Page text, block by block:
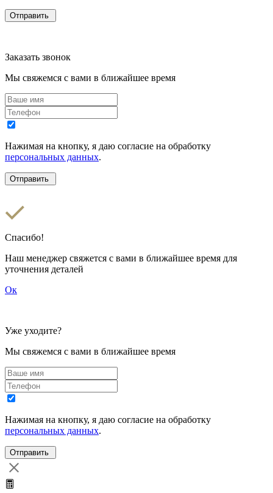
Заказать звонок
Мы свяжемся с вами в ближайшее время
Нажимая на кнопку, я даю согласие на обработку
персональных данных.
Спасибо!
Наш менеджер свяжется с вами в ближайшее время для
уточнения деталей
Ок
Уже уходите?
Мы свяжемся с вами в ближайшее время
Нажимая на кнопку, я даю согласие на обработку
персональных данных.